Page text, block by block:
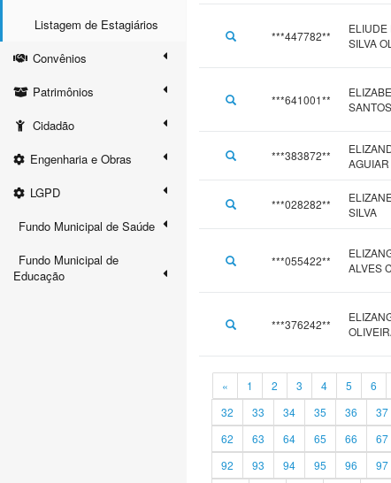
Listagem de Estagiários
Convênios
Patrimônios
Cidadão
Engenharia e Obras
LGPD
Fundo Municipal de Saúde
Fundo Municipal de
Educação
***447782**
ELIUDE
SILVA
***641001**
***383872**
AGUIAR
***028282**
SILVA
***055422**
ALVES
***376242**
« 1 2 3 4 5 6
32
33 34 35 36 37
62
63 64 65 66 67
92
93 94 95 96 97